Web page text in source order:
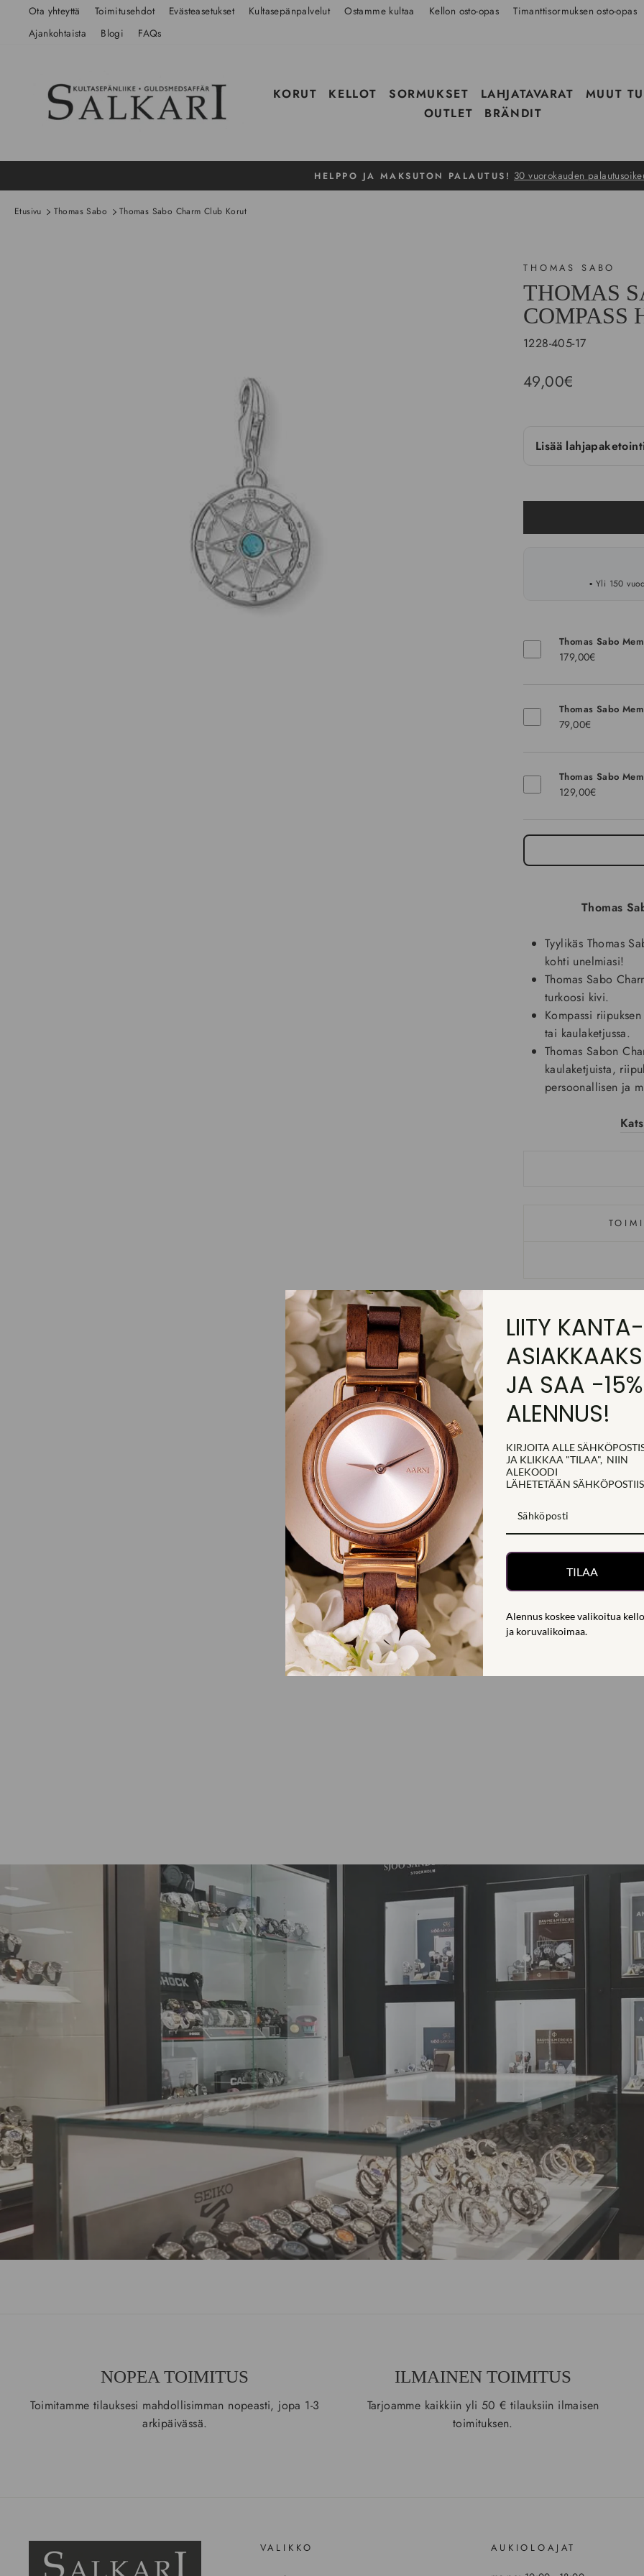
sisältöön
Ota yhteyttä Toimitusehdot Evästeasetukset Kultasepänpalvelut Ostamme kultaa Kellon osto-opas
Timanttisormuksen osto-opas
Ajankohtaista
Blogi FAQs
KORUT KELLOT SORMUKSET LAHJATAVARAT
MUUT
OUTLET
BRÄNDIT
Pysäytä
HELPPO JA MAKSUTON PALAUTUS! 30 vuorokauden
Etusivu Thomas Sabo Thomas Sabo Charm Club Korut
THOMAS SABO
THOMAS
COMPASS
1228-405-17
Hinta
49,00€
Lisää
▪️ Yli 150
Thomas Sabo
179,00€
Thomas Sabo
79,00€
Thomas Sabo
129,00€
Thomas
Tyylikäs Thomas
kohti unelmiasi!
Thomas Sabo
turkoosi kivi.
Kompassi
tai kaulaketjussa.
Thomas Sabon
kaulaketjuista,
persoonallisen ja
SAATAT PITÄÄ MYÖS NÄISTÄ
NOPEA TOIMITUS
Toimitamme tilauksesi mahdollisimman nopeasti, jopa 1-3
arkipäivässä.
ILMAINEN TOIMITUS
Tarjoamme kaikkiin yli 50 € tilauksiin ilmaisen
toimituksen.
VALIKKO AUKIOLOAJAT
LIITY KANTA-
JA SAA -15%
ALENNUS!
KIRJOITA ALLE
JA KLIKKAA "TILAA", NIIN
ALEKOODI
LÄHETETÄÄN
TILAA
Alennus koskee valikoitua
ja koruvalikoimaa.